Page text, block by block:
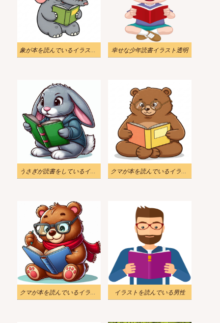
象が本を読んでいるイラストのダウンロード 幸せな少年読書イラスト透明
うさぎが読書をしているイラスト無料 クマが本を読んでいるイラスト
クマが本を読んでいるイラスト無料 イラストを読んでいる男性